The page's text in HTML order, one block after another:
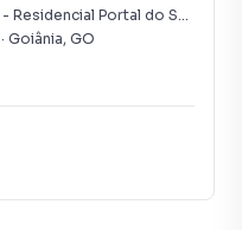
- Residencial Portal do Sol Green
· Goiânia, GO